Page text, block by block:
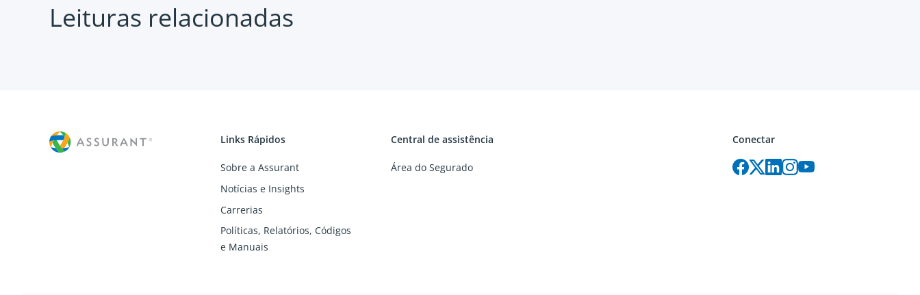
Leituras relacionadas
Conectar
Links Rápidos
Sobre a Assurant
Notícias e Insights
Carrerias
Políticas, Relatórios, Códigos
e Manuais
Central de assistência
Área do Segurado